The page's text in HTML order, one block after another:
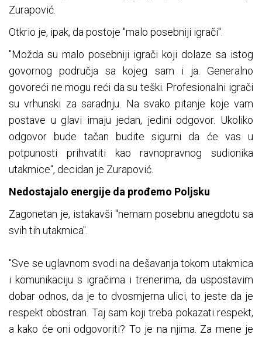
Zurapović.
Otkrio je, ipak, da postoje "malo posebniji igrači".
"Možda su malo posebniji igrači koji dolaze sa istog
govornog područja sa kojeg sam i ja. Generalno
govoreći ne mogu reći da su teški. Profesionalni igrači
su vrhunski za saradnju. Na svako pitanje koje vam
postave u glavi imaju jedan, jedini odgovor. Ukoliko
odgovor bude tačan budite sigurni da će vas u
potpunosti prihvatiti kao ravnopravnog sudionika
utakmice“, decidan je Zurapović.
Nedostajalo energije da prođemo Poljsku
Zagonetan je, istakavši "nemam posebnu anegdotu sa
svih tih utakmica".
"Sve se uglavnom svodi na dešavanja tokom utakmica
i komunikaciju s igračima i trenerima, da uspostavim
dobar odnos, da je to dvosmjerna ulici, to jeste da je
respekt obostran. Taj sam koji treba pokazati respekt,
a kako će oni odgovoriti? To je na njima. Za mene je